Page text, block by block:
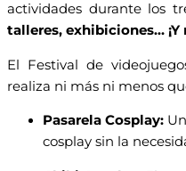
actividades durante los
talleres, exhibiciones… ¡Y
El Festival de
realiza ni más ni menos
Pasarela Cosplay:
cosplay sin la